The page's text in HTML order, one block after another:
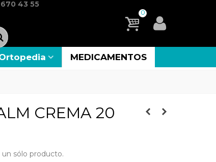
43 55
0
MEDICAMENTOS
CREMA 20
un sólo producto.